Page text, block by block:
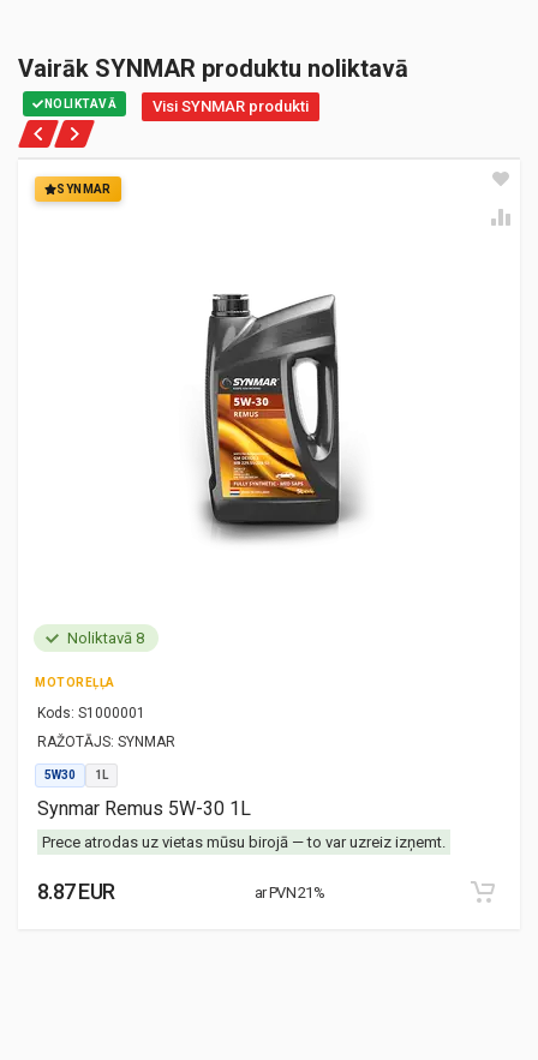
Vairāk SYNMAR produktu noliktavā
NOLIKTAVĀ Visi SYNMAR produkti
SYNMAR
Noliktavā 8
MOTOREĻĻA
Kods: S1000001
RAŽOTĀJS: SYNMAR
5W30 1L
Synmar Remus 5W-30 1L
Prece atrodas uz vietas mūsu birojā — to var uzreiz izņemt.
8.87 EUR ar PVN 21%